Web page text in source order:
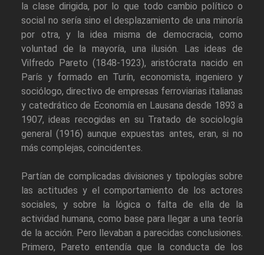
la clase dirigida, por lo que todo cambio político o
social no sería sino el desplazamiento de una minoría
por otra, y la idea misma de democracia, como
voluntad de la mayoría, una ilusión. Las ideas de
Vilfredo Pareto (1848-1923), aristócrata nacido en
París y formado en Turín, economista, ingeniero y
sociólogo, directivo de empresas ferroviarias italianas
y catedrático de Economía en Lausana desde 1893 a
1907, ideas recogidas en su Tratado de sociología
general (1916) aunque expuestas antes, eran, si no
más complejas, coincidentes.
Partían de complicadas divisiones y tipologías sobre
las actitudes y el comportamiento de los actores
sociales, y sobre la lógica o falta de ella de la
actividad humana, como base para llegar a una teoría
de la acción. Pero llevaban a parecidas conclusiones.
Primero, Pareto entendía que la conducta de los